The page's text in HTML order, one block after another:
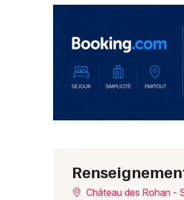
Château des Rohan -